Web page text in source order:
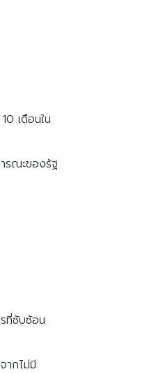
เดือนใน
รณะของรัฐ
ที่ซับซ้อน
ากไม่มี